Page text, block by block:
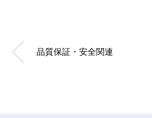
品質保証・安全関連